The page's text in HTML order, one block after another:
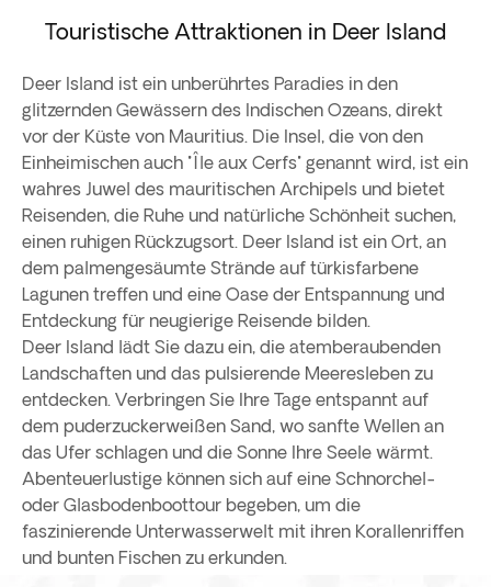
Touristische Attraktionen in Deer Island
Deer Island ist ein unberührtes Paradies in den
glitzernden Gewässern des Indischen Ozeans, direkt
vor der Küste von Mauritius. Die Insel, die von den
Einheimischen auch "Île aux Cerfs" genannt wird, ist ein
wahres Juwel des mauritischen Archipels und bietet
Reisenden, die Ruhe und natürliche Schönheit suchen,
einen ruhigen Rückzugsort. Deer Island ist ein Ort, an
dem palmengesäumte Strände auf türkisfarbene
Lagunen treffen und eine Oase der Entspannung und
Entdeckung für neugierige Reisende bilden.
Deer Island lädt Sie dazu ein, die atemberaubenden
Landschaften und das pulsierende Meeresleben zu
entdecken. Verbringen Sie Ihre Tage entspannt auf
dem puderzuckerweißen Sand, wo sanfte Wellen an
das Ufer schlagen und die Sonne Ihre Seele wärmt.
Abenteuerlustige können sich auf eine Schnorchel-
oder Glasbodenboottour begeben, um die
faszinierende Unterwasserwelt mit ihren Korallenriffen
und bunten Fischen zu erkunden.